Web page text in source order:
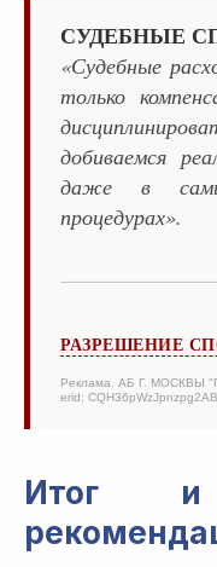
СУДЕБНЫЕ
«Судебные
только
добиваемся
даже в
процедурах».
РАЗРЕШЕНИЕ
Реклама. АБ Г. МОСКВЫ
erid:
Итог и